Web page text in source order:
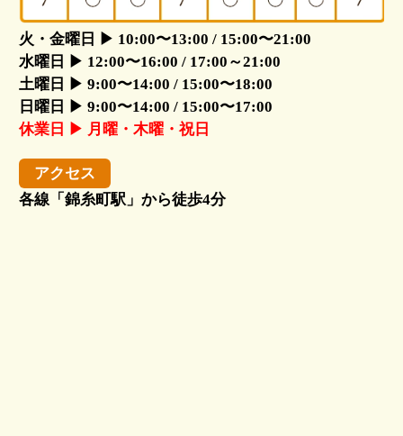
火・金曜日 ▶ 10:00〜13:00 / 15:00〜21:00
水曜日 ▶ 12:00〜16:00 / 17:00～21:00
土曜日 ▶ 9:00〜14:00 / 15:00〜18:00
日曜日 ▶ 9:00〜14:00 / 15:00〜17:00
休業日 ▶ 月曜・木曜・祝日
アクセス
各線「錦糸町駅」から徒歩4分